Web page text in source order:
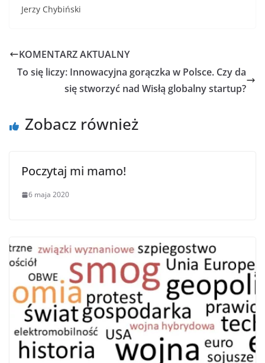
Jerzy Chybiński
KOMENTARZ AKTUALNY
To się liczy: Innowacyjna gorączka w Polsce. Czy da
się stworzyć nad Wisłą globalny startup?
Zobacz również
Poczytaj mi mamo!
6 maja 2020